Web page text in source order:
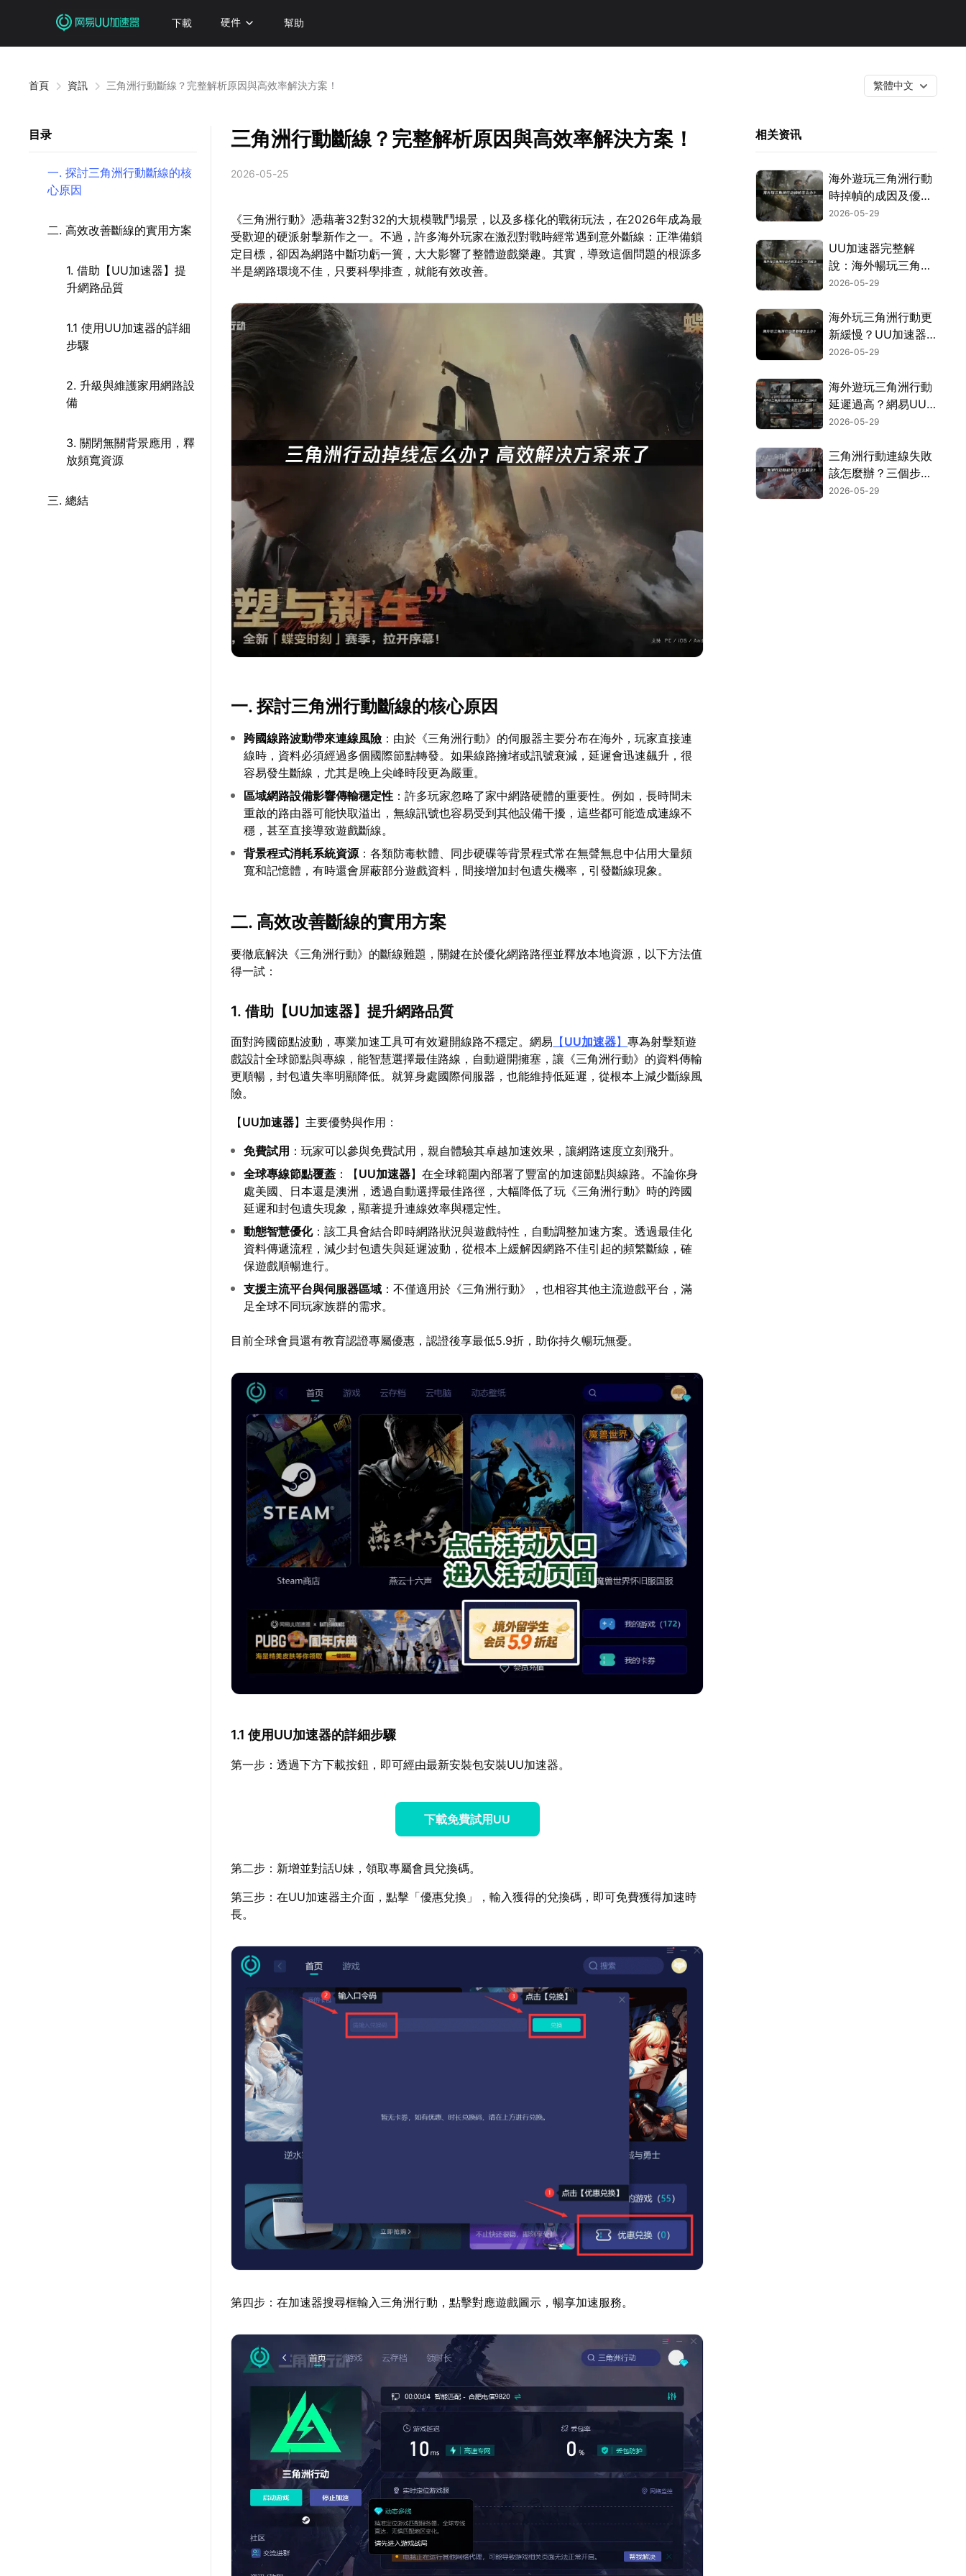
下載 硬件 幫助
首頁 資訊 三角洲行動斷線？完整解析原因與高效率解決方案！ 繁體中文
目录
一. 探討三角洲行動斷線的核
心原因
二. 高效改善斷線的實用方案
1. 借助【UU加速器】提
升網路品質
1.1 使用UU加速器的詳細
步驟
2. 升級與維護家用網路設
備
3. 關閉無關背景應用，釋
放頻寬資源
三. 總結
三角洲行動斷線？完整解析原因與高效率解決方案！
2026-05-25
《三角洲行動》憑藉著32對32的大規模戰鬥場景，以及多樣化的戰術玩法，在2026年成為最
受歡迎的硬派射擊新作之一。不過，許多海外玩家在激烈對戰時經常遇到意外斷線：正準備鎖
定目標，卻因為網路中斷功虧一簣，大大影響了整體遊戲樂趣。其實，導致這個問題的根源多
半是網路環境不佳，只要科學排查，就能有效改善。
一. 探討三角洲行動斷線的核心原因
跨國線路波動帶來連線風險 ：由於《三角洲行動》的伺服器主要分布在海外，玩家直接連
線時，資料必須經過多個國際節點轉發。如果線路擁堵或訊號衰減，延遲會迅速飆升，很
容易發生斷線，尤其是晚上尖峰時段更為嚴重。
區域網路設備影響傳輸穩定性 ：許多玩家忽略了家中網路硬體的重要性。例如，長時間未
重啟的路由器可能快取溢出，無線訊號也容易受到其他設備干擾，這些都可能造成連線不
穩，甚至直接導致遊戲斷線。
背景程式消耗系統資源 ：各類防毒軟體、同步硬碟等背景程式常在無聲無息中佔用大量頻
寬和記憶體，有時還會屏蔽部分遊戲資料，間接增加封包遺失機率，引發斷線現象。
二. 高效改善斷線的實用方案
要徹底解決《三角洲行動》的斷線難題，關鍵在於優化網路路徑並釋放本地資源，以下方法值
得一試：
1. 借助【UU加速器】提升網路品質
面對跨國節點波動，專業加速工具可有效避開線路不穩定。網易 【UU加速器】專為射擊類遊
戲設計全球節點與專線，能智慧選擇最佳路線，自動避開擁塞，讓《三角洲行動》的資料傳輸
更順暢，封包遺失率明顯降低。就算身處國際伺服器，也能維持低延遲，從根本上減少斷線風
險。
【UU加速器】主要優勢與作用：
免費試用 ：玩家可以參與免費試用，親自體驗其卓越加速效果，讓網路速度立刻飛升。
全球專線節點覆蓋 ：【UU加速器】在全球範圍內部署了豐富的加速節點與線路。不論你身
處美國、日本還是澳洲，透過自動選擇最佳路徑，大幅降低了玩《三角洲行動》時的跨國
延遲和封包遺失現象，顯著提升連線效率與穩定性。
動態智慧優化：該工具會結合即時網路狀況與遊戲特性，自動調整加速方案。透過最佳化
資料傳遞流程，減少封包遺失與延遲波動，從根本上緩解因網路不佳引起的頻繁斷線，確
保遊戲順暢進行。
支援主流平台與伺服器區域 ：不僅適用於《三角洲行動》，也相容其他主流遊戲平台，滿
足全球不同玩家族群的需求。
目前全球會員還有教育認證專屬優惠，認證後享最低5.9折，助你持久暢玩無憂。
1.1 使用UU加速器的詳細步驟
第一步：透過下方下載按鈕，即可經由最新安裝包安裝UU加速器。
下載免費試用UU
第二步：新增並對話U妹，領取專屬會員兌換碼。
第三步：在UU加速器主介面，點擊「優惠兌換」，輸入獲得的兌換碼，即可免費獲得加速時
長。
第四步：在加速器搜尋框輸入三角洲行動，點擊對應遊戲圖示，暢享加速服務。
相关资讯
海外遊玩三角洲行動
時掉幀的成因及優化
方式完整剖析！
2026-05-29
UU加速器完整解
說：海外暢玩三角洲
行動告別卡頓！
2026-05-29
海外玩三角洲行動更
新緩慢？UU加速器
實測有效解決！
2026-05-29
海外遊玩三角洲行動
延遲過高？網易UU
加速器穩定加速攻
2026-05-29
三角洲行動連線失敗
該怎麼辦？三個步驟
搞定組隊卡頓問題！
2026-05-29